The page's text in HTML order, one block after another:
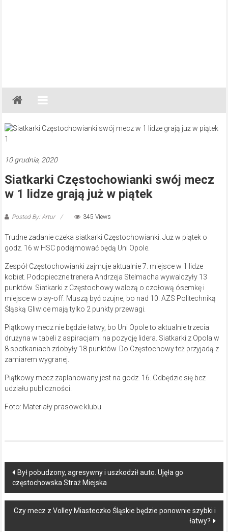
Gazeta
Regionalna
Częstochowa,
Kłobuck,
Myszków
10 grudnia, 2020
Siatkarki Częstochowianki swój mecz
w 1 lidze grają już w piątek
Posted By: Artur 345 Views
Trudne zadanie czeka siatkarki Częstochowianki. Już w piątek o
godz. 16 w HSC podejmować będą Uni Opole.
Zespół Częstochowianki zajmuje aktualnie 7. miejsce w 1 lidze
kobiet. Podopieczne trenera Andrzeja Stelmacha wywalczyły 13
punktów. Siatkarki z Częstochowy walczą o czołową ósemkę i
miejsce w play-off. Muszą być czujne, bo nad 10. AZS Politechniką
Śląską Gliwice mają tylko 2 punkty przewagi.
Piątkowy mecz nie będzie łatwy, bo Uni Opole to aktualnie trzecia
drużyna w tabeli z aspiracjami na pozycję lidera. Siatkarki z Opola w
8 spotkaniach zdobyły 18 punktów. Do Częstochowy też przyjadą z
zamiarem wygranej.
Piątkowy mecz zaplanowany jest na godz. 16. Odbędzie się bez
udziału publiczności.
Foto: Materiały prasowe klubu
Post
navigation
Był pobudzony, agresywny i uszkodził auto. Ujęła go
częstochowska Straż Miejska
Czy mecz z Volley Miasteczko Śląskie będzie ponownie szybki i
łatwy?